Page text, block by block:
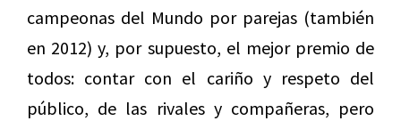
campeonas del Mundo por parejas (también
en 2012) y, por supuesto, el mejor premio de
todos: contar con el cariño y respeto del
público, de las rivales y compañeras, pero